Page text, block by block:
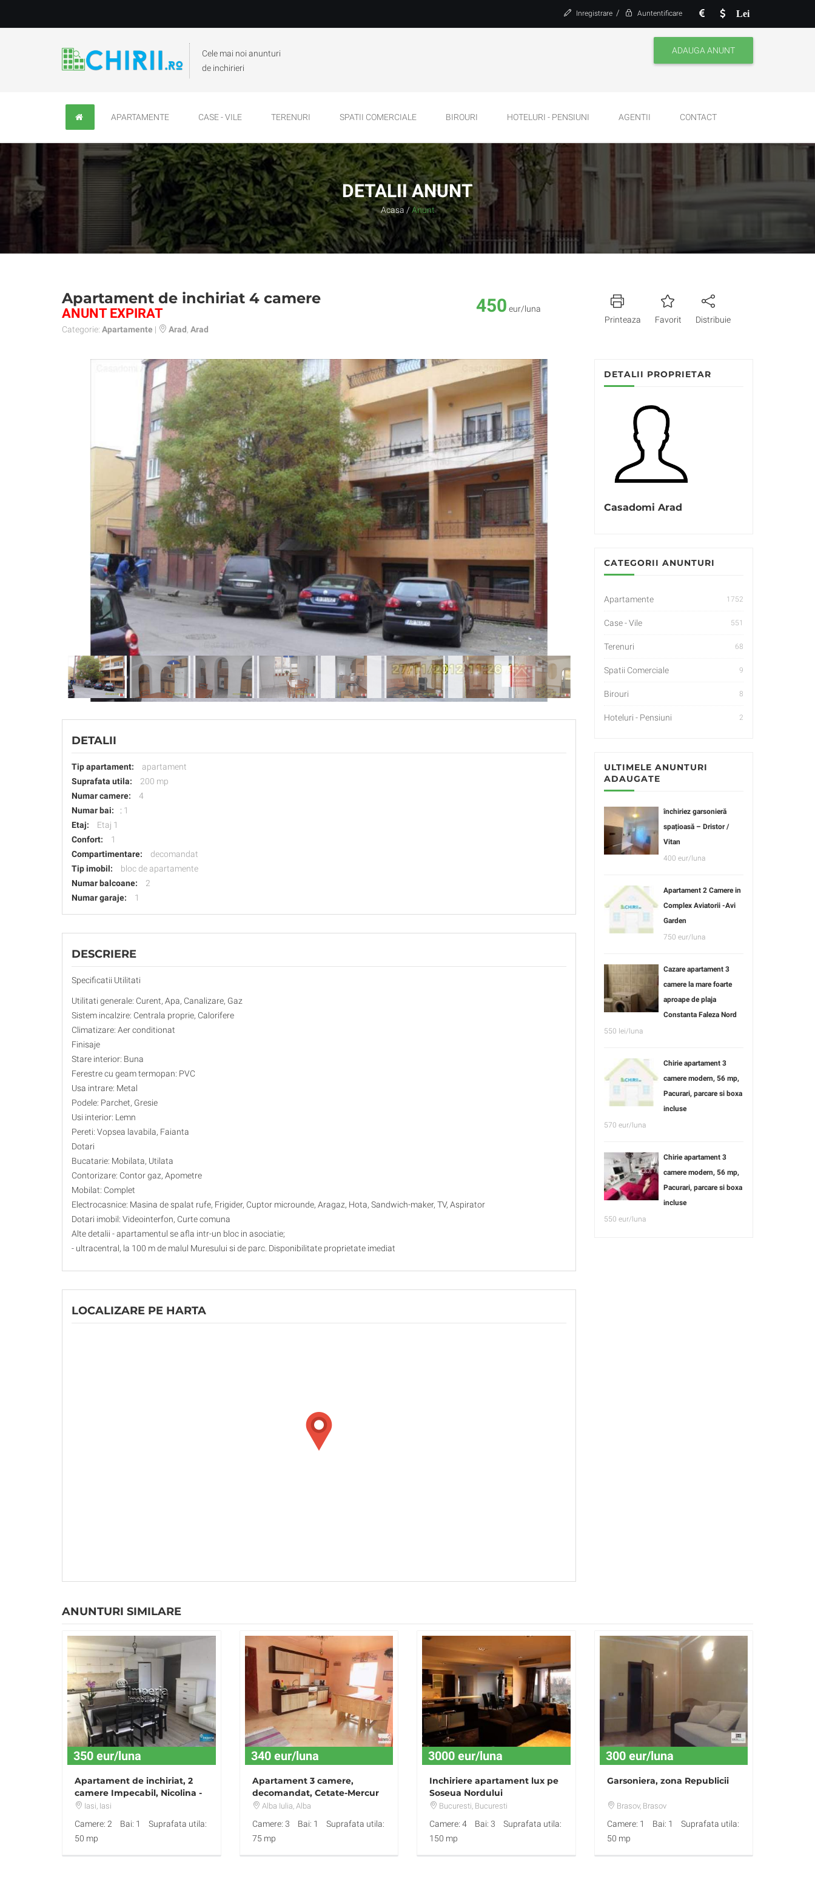
Lei
Inregistrare / Auntentificare
Cele mai noi anunturi
de inchirieri
ADAUGA ANUNT
APARTAMENTE CASE - VILE TERENURI SPATII COMERCIALE BIROURI HOTELURI - PENSIUNI AGENTII CONTACT
DETALII ANUNT
Acasa / Anunt
Apartament de inchiriat 4 camere
ANUNT EXPIRAT
Categorie: Apartamente | Arad Arad
450 eur/luna
Printeaza
Favorit Distribuie
DETALII
Tip apartament:
apartament
Suprafata utila:
200 mp
Numar camere:
4
Numar bai:
: 1
Etaj:
Etaj 1
Confort:
1
Compartimentare:
decomandat
Tip imobil:
bloc de apartamente
Numar balcoane:
2
Numar garaje:
1
DESCRIERE
Specificatii Utilitati
Utilitati generale: Curent, Apa, Canalizare, Gaz
Sistem incalzire: Centrala proprie, Calorifere
Climatizare: Aer conditionat
Finisaje
Stare interior: Buna
Ferestre cu geam termopan: PVC
Usa intrare: Metal
Podele: Parchet, Gresie
Usi interior: Lemn
Pereti: Vopsea lavabila, Faianta
Dotari
Bucatarie: Mobilata, Utilata
Contorizare: Contor gaz, Apometre
Mobilat: Complet
Electrocasnice: Masina de spalat rufe, Frigider, Cuptor microunde, Aragaz, Hota, Sandwich-maker, TV, Aspirator
Dotari imobil: Videointerfon, Curte comuna
Alte detalii - apartamentul se afla intr-un bloc in asociatie;
- ultracentral, la 100 m de malul Muresului si de parc. Disponibilitate proprietate imediat
LOCALIZARE PE HARTA
DETALII PROPRIETAR
Casadomi Arad
CATEGORII ANUNTURI
Apartamente 1752
Case - Vile 551
Terenuri 68
Spatii Comerciale 9
Birouri 8
Hoteluri - Pensiuni 2
ULTIMELE ANUNTURI
ADAUGATE
închiriez garsonieră
spațioasă – Dristor /
Vitan
400 eur/luna
Apartament 2 Camere in
Complex Aviatorii -Avi
Garden
750 eur/luna
Cazare apartament 3
camere la mare foarte
aproape de plaja
Constanta Faleza Nord
550 lei/luna
Chirie apartament 3
camere modern, 56 mp,
Pacurari, parcare si boxa
incluse
570 eur/luna
Chirie apartament 3
camere modern, 56 mp,
Pacurari, parcare si boxa
incluse
550 eur/luna
ANUNTURI SIMILARE
350 eur/luna
Apartament de inchiriat, 2
camere Impecabil, Nicolina -
CUG
Iasi, Iasi
Camere: 2 Bai: 1
Suprafata utila:
50 mp
340 eur/luna
Apartament 3 camere,
decomandat, Cetate-Mercur
Alba Iulia, Alba
Camere: 3 Bai: 1
Suprafata utila:
75 mp
3000 eur/luna
Inchiriere apartament lux pe
Soseua Nordului
Bucuresti, Bucuresti
Camere: 4 Bai: 3
Suprafata utila:
150 mp
300 eur/luna
Garsoniera, zona Republicii
Brasov, Brasov
Camere: 1 Bai: 1
Suprafata utila:
50 mp